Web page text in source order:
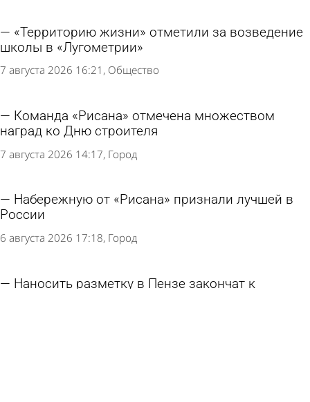
«Территорию жизни» отметили за возведение
школы в «Лугометрии»
7 августа 2026 16:21 Общество
Команда «Рисана» отмечена множеством
наград ко Дню строителя
7 августа 2026 14:17 Город
Набережную от «Рисана» признали лучшей в
России
6 августа 2026 17:18 Город
Наносить разметку в Пензе закончат к